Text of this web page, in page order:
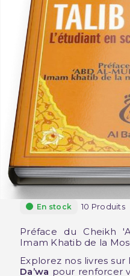
En stock 10 Produits
Préface du Cheikh
Imam Khatib de la
Explorez nos livres sur
Da’wa pour renforcer